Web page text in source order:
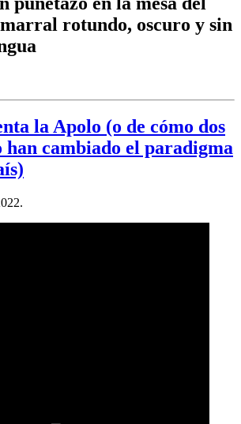
rotundo, oscuro y sin
la Apolo (o de cómo dos
cambiado el paradigma
.